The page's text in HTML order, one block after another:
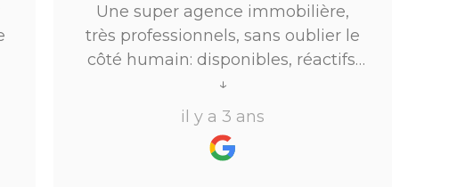
Une super agence immobilière,
très professionnels, sans oublier le
côté humain: disponibles, réactifs,
ils ont su m’accompagner dans
mon projet locatif.Merci !Je
recommande
↓
il y a 3 ans